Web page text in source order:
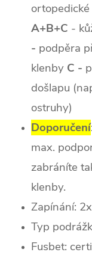
A+B+C -
- podpěra
klenby C -
došlapu
ostruhy)
Doporučení
max.
zabráníte
klenby.
Zapínání:
Typ
Fusbet: